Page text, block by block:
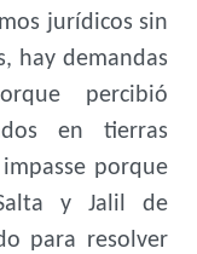
jurídicos sin
hay demandas
percibió
en tierras
porque
y Jalil de
para resolver